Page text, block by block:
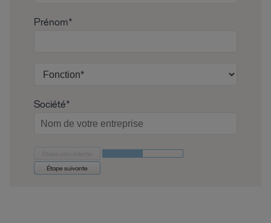
Prénom*
Société*
Étape suivante